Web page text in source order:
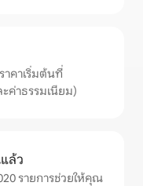
าคาเริ่มต้นที่
ค่าธรรมเนียม)
ล้ว
รายการช่วยให้คุณ